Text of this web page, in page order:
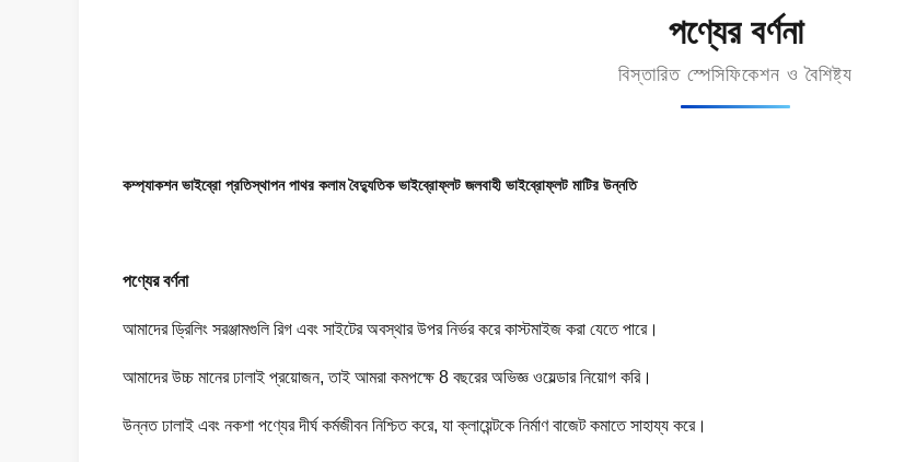
পণ্যের বর্ণনা
বিস্তারিত স্পেসিফিকেশন ও বৈশিষ্ট্য
কম্প্যাকশন ভাইব্রো প্রতিস্থাপন পাথর কলাম বৈদ্যুতিক ভাইব্রোফ্লট জলবাহী ভাইব্রোফ্লট মাটির উন্নতি
পণ্যের বর্ণনা
আমাদের ড্রিলিং সরঞ্জামগুলি রিগ এবং সাইটের অবস্থার উপর নির্ভর করে কাস্টমাইজ করা যেতে পারে।
আমাদের উচ্চ মানের ঢালাই প্রয়োজন, তাই আমরা কমপক্ষে 8 বছরের অভিজ্ঞ ওয়েল্ডার নিয়োগ করি।
উন্নত ঢালাই এবং নকশা পণ্যের দীর্ঘ কর্মজীবন নিশ্চিত করে, যা ক্লায়েন্টকে নির্মাণ বাজেট কমাতে সাহায্য করে।